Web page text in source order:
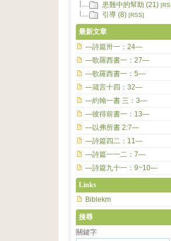
患難中的幫助 (21)
引導 (8) [RSS]
最新文章
—詩篇卅一：24—
—歌羅西書一：27—
—歌羅西書一：5—
—箴言十四：32—
—約翰一書 三：3—
—彼得前書一：13—
—以弗所書 2:7—
—詩篇四二：11—
—詩篇一一二：7—
—詩篇九十一：9~10—
Links
Biblekm
搜尋
關鍵字